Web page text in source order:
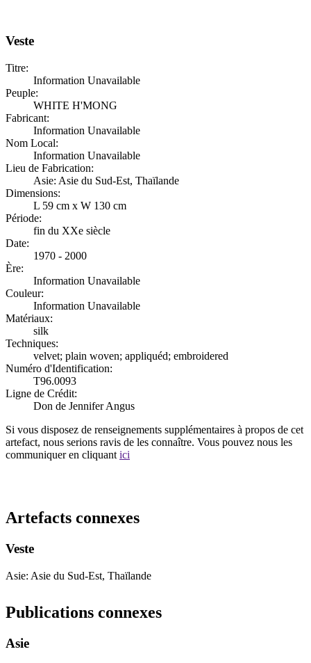
Veste
Titre:
Information Unavailable
Peuple:
WHITE H'MONG
Fabricant:
Information Unavailable
Nom Local:
Information Unavailable
Lieu de Fabrication:
Asie: Asie du Sud-Est, Thaïlande
Dimensions:
L 59 cm x W 130 cm
Période:
fin du XXe siècle
Date:
1970 - 2000
Ère:
Information Unavailable
Couleur:
Information Unavailable
Matériaux:
silk
Techniques:
velvet; plain woven; appliquéd; embroidered
Numéro d'Identification:
T96.0093
Ligne de Crédit:
Don de Jennifer Angus
Si vous disposez de renseignements supplémentaires à propos de cet
artefact, nous serions ravis de les connaître. Vous pouvez nous les
communiquer en cliquant ici
Artefacts connexes
Veste
Asie: Asie du Sud-Est, Thaïlande
Publications connexes
Asie